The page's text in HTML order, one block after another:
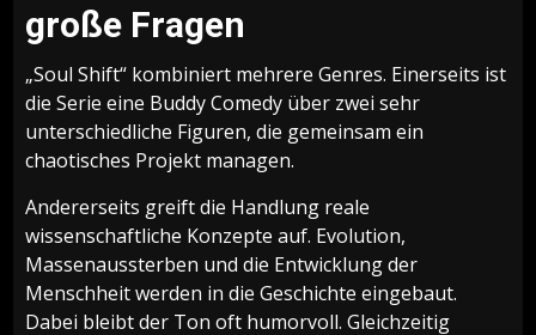
große Fragen
„Soul Shift“ kombiniert mehrere Genres. Einerseits ist
die Serie eine Buddy Comedy über zwei sehr
unterschiedliche Figuren, die gemeinsam ein
chaotisches Projekt managen.
Andererseits greift die Handlung reale
wissenschaftliche Konzepte auf. Evolution,
Massenaussterben und die Entwicklung der
Menschheit werden in die Geschichte eingebaut.
Dabei bleibt der Ton oft humorvoll. Gleichzeitig